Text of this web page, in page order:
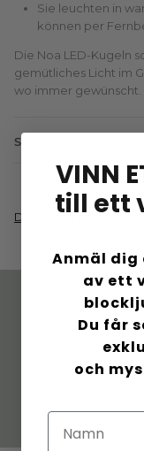
Sie leuchten in
können per
Die Noa LED-Kugeln
gemütliches Licht im
wo immer gewünscht.
Specifications:
Download
Dänisches
Sorgfalt
VINN
till ett
Anmäl
av ett
Du får
och